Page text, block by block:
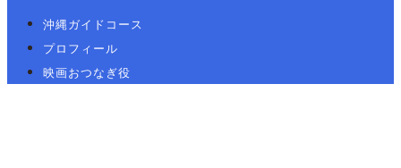
沖縄ガイドコース
プロフィール
映画おつなぎ役